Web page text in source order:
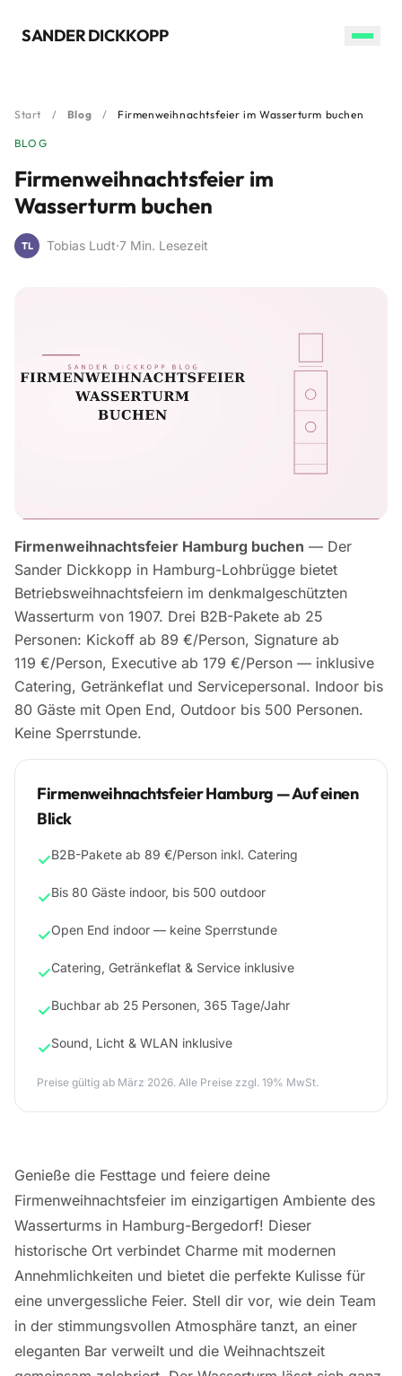
SANDER DICKKOPP
Start / Blog / Firmenweihnachtsfeier im Wasserturm buchen
BLOG
Firmenweihnachtsfeier im
Wasserturm buchen
TL Tobias Ludt·7 Min. Lesezeit
Firmenweihnachtsfeier Hamburg buchen — Der
Sander Dickkopp in Hamburg-Lohbrügge bietet
Betriebsweihnachtsfeiern im denkmalgeschützten
Wasserturm von 1907. Drei B2B-Pakete ab 25
Personen: Kickoff ab 89 €/Person, Signature ab
119 €/Person, Executive ab 179 €/Person — inklusive
Catering, Getränkeflat und Servicepersonal. Indoor bis
80 Gäste mit Open End, Outdoor bis 500 Personen.
Keine Sperrstunde.
Firmenweihnachtsfeier Hamburg — Auf einen
Blick
✓B2B-Pakete ab 89 €/Person inkl. Catering
✓Bis 80 Gäste indoor, bis 500 outdoor
✓Open End indoor — keine Sperrstunde
✓Catering, Getränkeflat & Service inklusive
✓Buchbar ab 25 Personen, 365 Tage/Jahr
✓Sound, Licht & WLAN inklusive
Preise gültig ab März 2026. Alle Preise zzgl. 19% MwSt.
Genieße die Festtage und feiere deine
Firmenweihnachtsfeier im einzigartigen Ambiente des
Wasserturms in Hamburg-Bergedorf! Dieser
historische Ort verbindet Charme mit modernen
Annehmlichkeiten und bietet die perfekte Kulisse für
eine unvergessliche Feier. Stell dir vor, wie dein Team
in der stimmungsvollen Atmosphäre tanzt, an einer
eleganten Bar verweilt und die Weihnachtszeit